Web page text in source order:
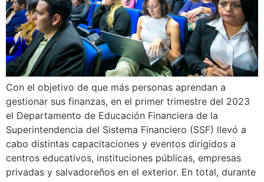
Con el objetivo de que más personas aprendan a
gestionar sus finanzas, en el primer trimestre del 2023
el Departamento de Educación Financiera de la
Superintendencia del Sistema Financiero (SSF) llevó a
cabo distintas capacitaciones y eventos dirigidos a
centros educativos, instituciones públicas, empresas
privadas y salvadoreños en el exterior. En total, durante